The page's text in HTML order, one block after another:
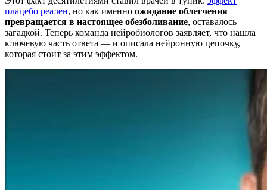
плацебо реален, но как именно ожидание облегчения
превращается в настоящее обезболивание, оставалось
загадкой. Теперь команда нейробиологов заявляет, что нашла
ключевую часть ответа — и описала нейронную цепочку,
которая стоит за этим эффектом.